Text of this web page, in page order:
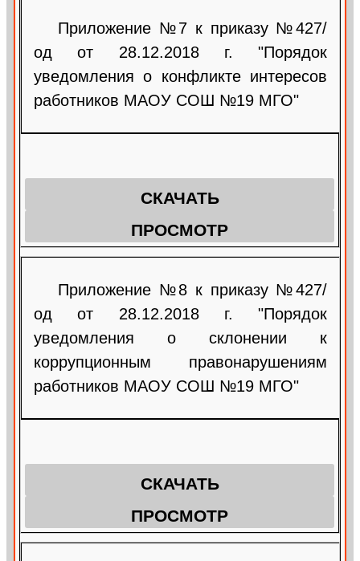
Приложение №7 к приказу №427/
од от 28.12.2018 г. "Порядок
уведомления о конфликте интересов
работников МАОУ СОШ №19 МГО"
СКАЧАТЬ
ПРОСМОТР
Приложение №8 к приказу №427/
од от 28.12.2018 г. "Порядок
уведомления о склонении к
коррупционным правонарушениям
работников МАОУ СОШ №19 МГО"
СКАЧАТЬ
ПРОСМОТР